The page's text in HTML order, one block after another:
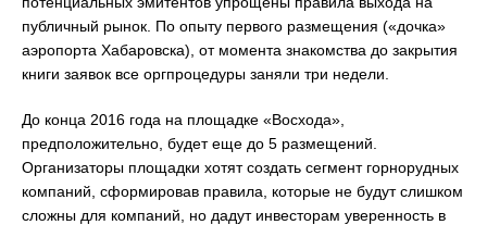
публичный рынок. По опыту первого размещения («дочка»
аэропорта Хабаровска), от момента знакомства до закрытия
книги заявок все оргпроцедуры заняли три недели.
До конца 2016 года на площадке «Восхода»,
предположительно, будет еще до 5 размещений.
Организаторы площадки хотят создать сегмент горнорудных
компаний, сформировав правила, которые не будут слишком
сложны для компаний, но дадут инвесторам уверенность в